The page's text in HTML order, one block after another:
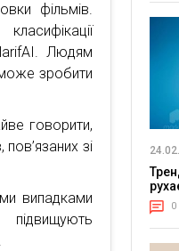
фільмів.
Людям
може зробити
говорити,
зі
випадками
0